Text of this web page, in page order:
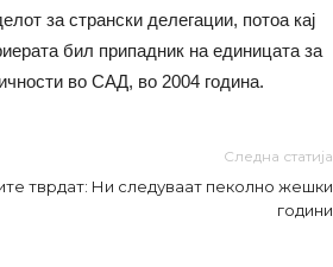
за странски делегации, потоа кај
бил припадник на единицата за
во САД, во 2004 година.
Следна статија
тврдат: Ни следуваат пеколно жешки
години